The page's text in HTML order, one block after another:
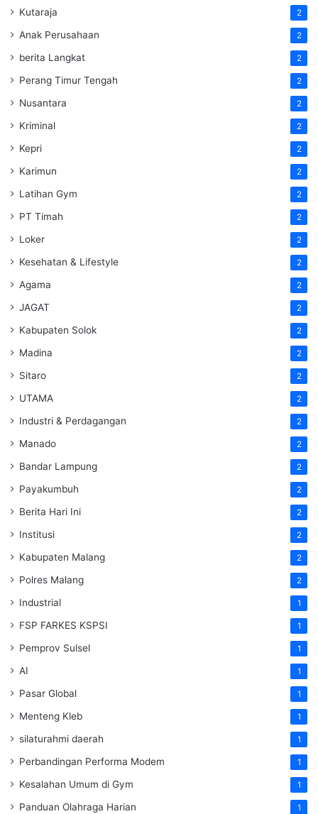
Kutaraja 2
Anak Perusahaan 2
berita Langkat 2
Perang Timur Tengah 2
Nusantara 2
Kriminal 2
Kepri 2
Karimun 2
Latihan Gym 2
PT Timah 2
Loker 2
Kesehatan & Lifestyle 2
Agama 2
JAGAT 2
Kabupaten Solok 2
Madina 2
Sitaro 2
UTAMA 2
Industri & Perdagangan 2
Manado 2
Bandar Lampung 2
Payakumbuh 2
Berita Hari Ini 2
Institusi 2
Kabupaten Malang 2
Polres Malang 2
Industrial 1
FSP FARKES KSPSI 1
Pemprov Sulsel 1
AI 1
Pasar Global 1
Menteng Kleb 1
silaturahmi daerah 1
Perbandingan Performa Modem 1
Kesalahan Umum di Gym 1
Panduan Olahraga Harian 1